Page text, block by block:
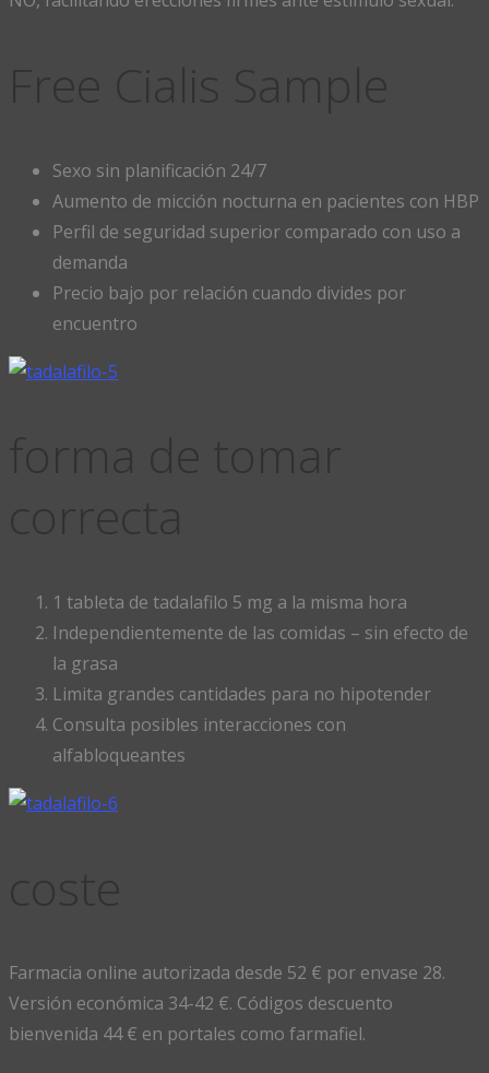
Sexo sin planificación 24/7
Aumento de micción nocturna en pacientes con HBP
Perfil de seguridad superior comparado con uso a
demanda
Precio bajo por relación cuando divides por
encuentro
1 tableta de tadalafilo 5 mg a la misma hora
Independientemente de las comidas – sin efecto de
la grasa
Limita grandes cantidades para no hipotender
Consulta posibles interacciones con
alfabloqueantes
Farmacia online autorizada desde 52 € por envase 28.
Versión económica 34-42 €. Códigos descuento
bienvenida 44 € en portales como farmafiel.